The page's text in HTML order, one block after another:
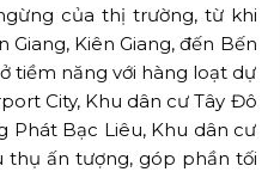
của thị trường, từ khi
Kiên Giang, đến Bến
tiềm năng với hàng loạt dự
City, Khu dân cư Tây Đô
Phát Bạc Liêu, Khu dân cư
thụ ấn tượng, góp phần tối